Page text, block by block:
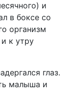
и
в боксе со
организм
к утру
глаз.
малыша и